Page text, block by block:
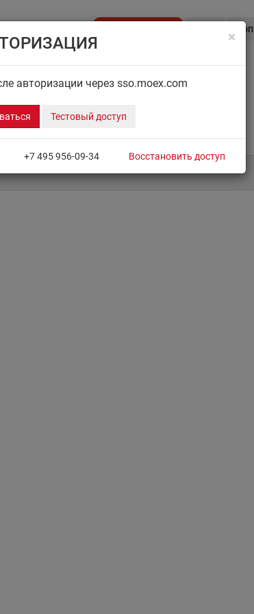
ЦЕНОВОЙ ЦЕНТР НОВОСТНЫЕ ЛЕНТЫ
×
авторизации через sso.moex.com
Тестовый доступ
+7 495 956-09-34 Восстановить доступ